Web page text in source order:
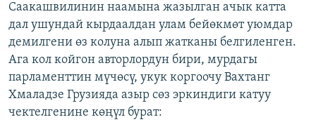
Саакашвилинин наамына жазылган ачык катта
дал ушундай кырдаалдан улам бейөкмөт уюмдар
демилгени өз колуна алып жатканы белгиленген.
Ага кол койгон авторлордун бири, мурдагы
парламенттин мүчөсү, укук коргоочу Вахтанг
Хмаладзе Грузияда азыр сөз эркиндиги катуу
чектелгенине көңүл бурат: